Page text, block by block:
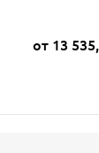
от 13